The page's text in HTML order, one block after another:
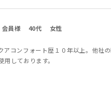
会員様 40代 女性
アコンフォート歴１０年以上。他
しております。